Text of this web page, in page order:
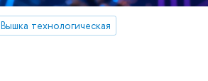
Вышка технологическая